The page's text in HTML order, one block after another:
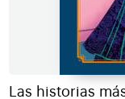
Las historias